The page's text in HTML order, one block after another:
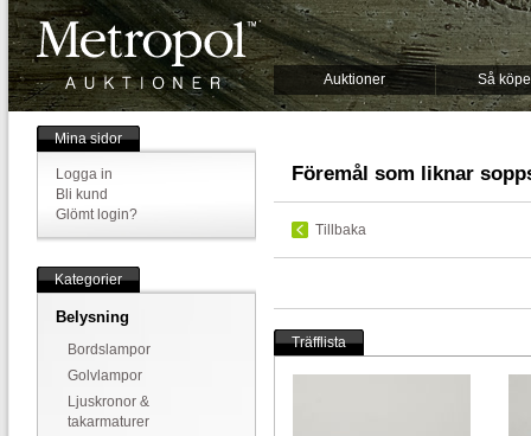
Auktioner Så
Mina sidor
Logga in
Bli kund
Glömt login?
Kategorier
Belysning
Bordslampor
Golvlampor
Ljuskronor &
takarmaturer
Föremål som liknar
Tillbaka
Träfflista